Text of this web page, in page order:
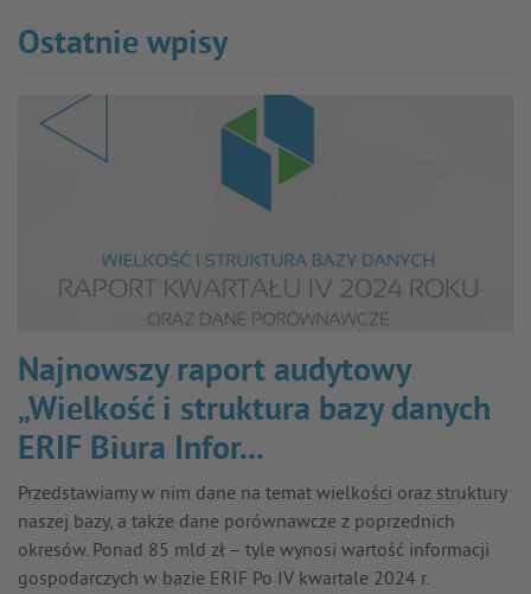
Ostatnie wpisy
Najnowszy raport audytowy
„Wielkość i struktura bazy danych
ERIF Biura Infor...
Przedstawiamy w nim dane na temat wielkości oraz struktury
naszej bazy, a także dane porównawcze z poprzednich
okresów. Ponad 85 mld zł – tyle wynosi wartość informacji
gospodarczych w bazie ERIF Po IV kwartale 2024 r.